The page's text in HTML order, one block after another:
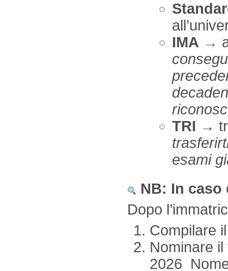
IMA →
TRI →
esami
NB: In caso
Dopo
Compilare
Nominare